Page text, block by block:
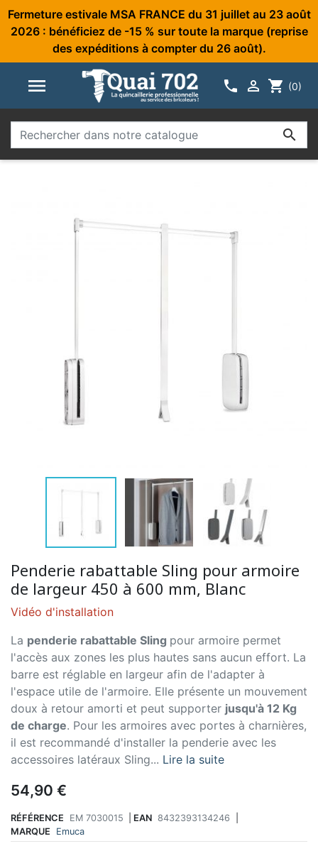
Fermeture estivale MSA FRANCE du 31 juillet au 23 août
2026 : bénéficiez de -15 % sur toute la marque (reprise
des expéditions à compter du 26 août).
   shopping_cart (0)

Penderie rabattable Sling pour armoire
de largeur 450 à 600 mm, Blanc
Vidéo d'installation
La penderie rabattable Sling pour armoire permet
l'accès aux zones les plus hautes sans aucun effort. La
barre est réglable en largeur afin de l'adapter à
l'espace utile de l'armoire. Elle présente un mouvement
doux à retour amorti et peut supporter jusqu'à 12 Kg
de charge. Pour les armoires avec portes à charnières,
il est recommandé d'installer la penderie avec les
accessoires latéraux Sling... Lire la suite
54,90 €
RÉFÉRENCE EM 7030015 EAN 8432393134246
MARQUE
Emuca